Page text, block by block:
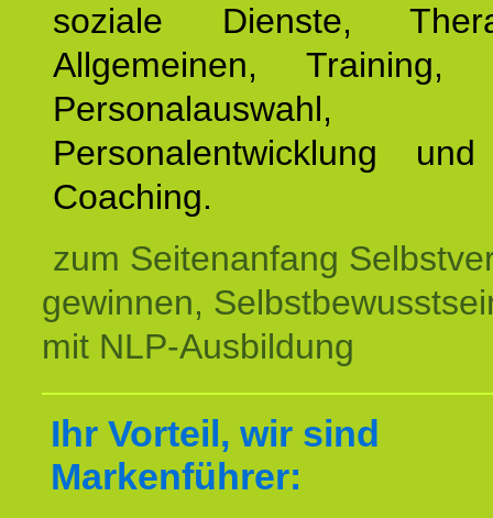
soziale Dienste,
Allgemeinen, Training,
Personalauswahl,
Personalentwicklung
Coaching.
zum Seitenanfang
gewinnen,
mit NLP-Ausbildung
Ihr Vorteil, wir sind
Markenführer: